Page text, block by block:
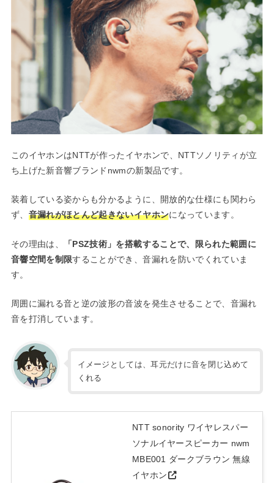
このイヤホンはNTTが作ったイヤホンで、NTTソノリティが立
ち上げた新音響ブランドnwmの新製品です。
装着している姿からも分かるように、開放的な仕様にも関わら
ず、 音漏れがほとんど起きないイヤホンになっています。
その理由は、
「PSZ技術」を搭載することで、限られた範囲に
音響空間を制限することができ、音漏れを防いでくれていま
す。
周囲に漏れる音と逆の波形の音波を発生させることで、音漏れ
音を打消しています。
イメージとしては、耳元だけに音を閉じ込めて
くれる
NTT sonority ワイヤレスパー
ソナルイヤースピーカー nwm
MBE001 ダークブラウン 無線
イヤホン